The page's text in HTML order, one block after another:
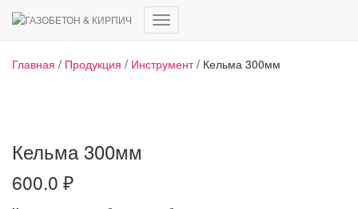
Переключить
Главная / Продукция / Инструмент/ Кельма 300мм
Кельма 300мм
600.0 ₽